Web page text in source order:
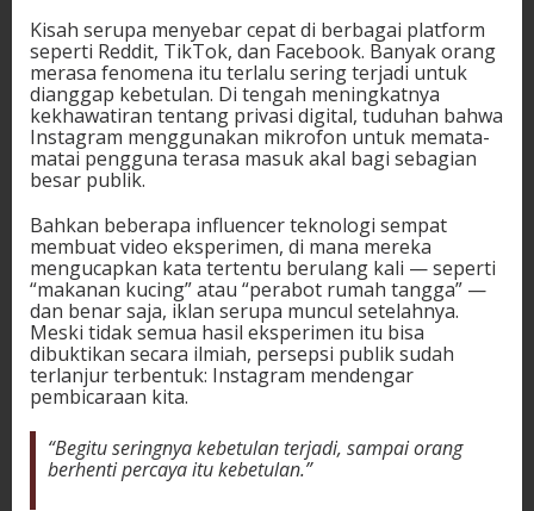
Kisah serupa menyebar cepat di berbagai platform
seperti Reddit, TikTok, dan Facebook. Banyak orang
merasa fenomena itu terlalu sering terjadi untuk
dianggap kebetulan. Di tengah meningkatnya
kekhawatiran tentang privasi digital, tuduhan bahwa
Instagram menggunakan mikrofon untuk memata-
matai pengguna terasa masuk akal bagi sebagian
besar publik.
Bahkan beberapa influencer teknologi sempat
membuat video eksperimen, di mana mereka
mengucapkan kata tertentu berulang kali — seperti
“makanan kucing” atau “perabot rumah tangga” —
dan benar saja, iklan serupa muncul setelahnya.
Meski tidak semua hasil eksperimen itu bisa
dibuktikan secara ilmiah, persepsi publik sudah
terlanjur terbentuk: Instagram mendengar
pembicaraan kita.
“Begitu seringnya kebetulan terjadi, sampai orang
berhenti percaya itu kebetulan.”